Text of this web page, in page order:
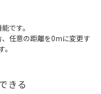
です。
任意の距離を0mに変更す
きる